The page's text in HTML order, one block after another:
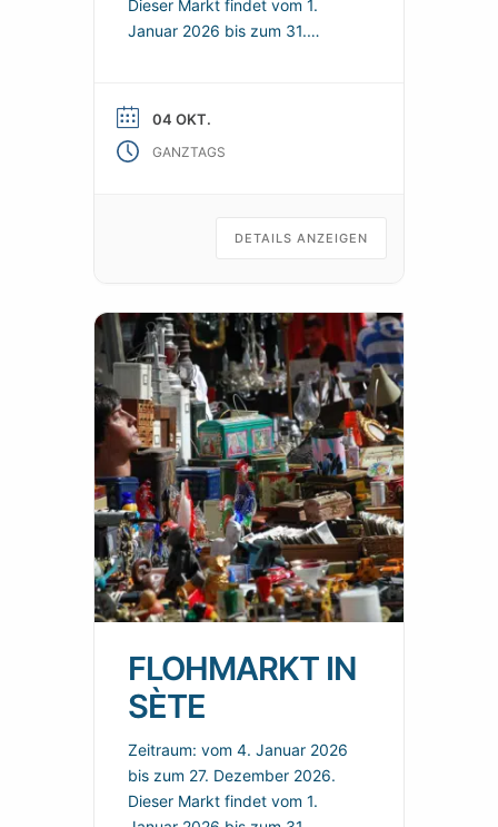
Dieser Markt findet vom 1.
Januar 2026 bis zum 31.
der Nähe und nützliche
praktische Informationen, um
Ihren Besuch zu organisieren.
Schnäppchen suchen.
04 OKT.
GANZTAGS
DETAILS ANZEIGEN
FLOHMARKT IN
SÈTE
Zeitraum: vom 4. Januar 2026
bis zum 27. Dezember 2026.
Dieser Markt findet vom 1.